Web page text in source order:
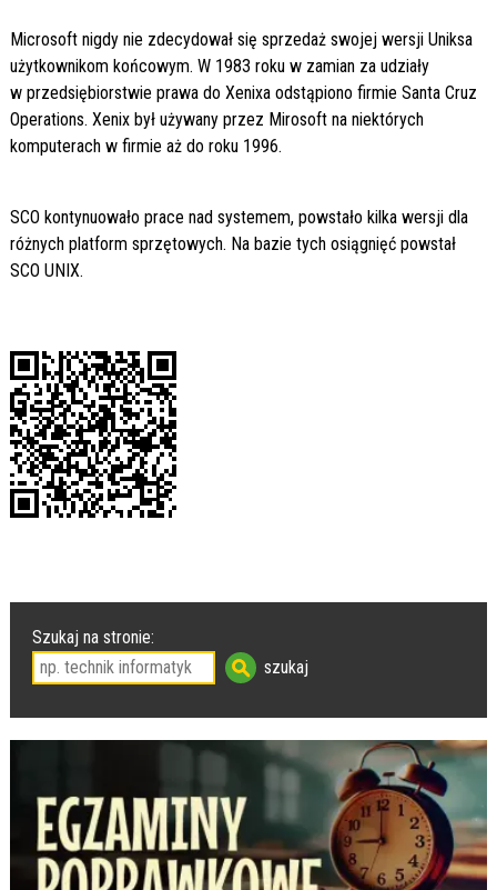
Microsoft nigdy nie zdecydował się sprzedaż swojej wersji Uniksa
użytkownikom końcowym. W 1983 roku w zamian za udziały
w przedsiębiorstwie prawa do Xenixa odstąpiono firmie Santa Cruz
Operations. Xenix był używany przez Mirosoft na niektórych
komputerach w firmie aż do roku 1996.
SCO kontynuowało prace nad systemem, powstało kilka wersji dla
różnych platform sprzętowych. Na bazie tych osiągnięć powstał
SCO UNIX.
Szukaj na stronie: